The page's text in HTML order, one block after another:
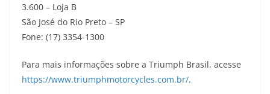
3.600 – Loja B
São José do Rio Preto – SP
Fone: (17) 3354-1300
Para mais informações sobre a Triumph Brasil, acesse
https://www.triumphmotorcycles.com.br/.